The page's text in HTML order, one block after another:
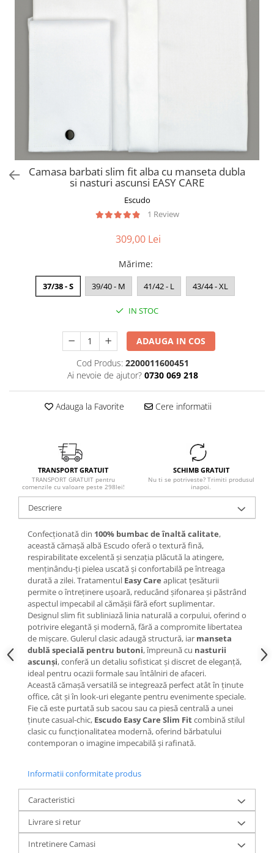
Camasa barbati slim fit alba cu manseta dubla
si nasturi ascunsi EASY CARE
Escudo
1 Review
309,00 Lei
Mărime:
37/38 - S 39/40 - M 41/42 - L 43/44 - XL
IN STOC
ADAUGA IN COS
Cod Produs: 2200011600451
Ai nevoie de ajutor? 0730 069 218
Adauga la Favorite Cere informatii
TRANSPORT GRATUIT
TRANSPORT GRATUIT pentru
comenzile cu valoare peste 298lei!
SCHIMB GRATUIT
Nu ti se potriveste? Trimiti produsul
inapoi.
Descriere
Confecționată din 100% bumbac de înaltă calitate,
această cămașă albă Escudo oferă o textură fină,
respirabilitate excelentă și senzația plăcută la atingere,
menținându-ți pielea uscată și confortabilă pe întreaga
durată a zilei. Tratamentul Easy Care aplicat țesăturii
permite o întreținere ușoară, reducând șifonarea și păstrând
aspectul impecabil al cămășii fără efort suplimentar.
Designul slim fit subliniază linia naturală a corpului, oferind o
potrivire elegantă și modernă, fără a compromite libertatea
de mișcare. Gulerul clasic adaugă structură, iar manseta
dublă specială pentru butoni, împreună cu nasturii
ascunși, conferă un detaliu sofisticat și discret de eleganță,
ideal pentru ocazii formale sau întâlniri de afaceri.
Această cămașă versatilă se integrează perfect atât în ținute
office, cât și în look-uri elegante pentru evenimente speciale.
Fie că este purtată sub sacou sau ca piesă centrală a unei
ținute casual-chic, Escudo Easy Care Slim Fitcombină stilul
clasic cu funcționalitatea modernă, oferind bărbatului
contemporan o imagine impecabilă și rafinată.
Informatii conformitate produs
Caracteristici
Livrare si retur
Intretinere Camasi